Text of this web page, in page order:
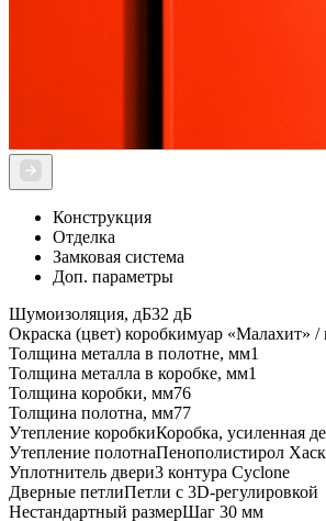
Конструкция
Отделка
Замковая система
Доп. параметры
Шумоизоляция, дБ32 дБ
Окраска (цвет) коробкимуар «Малахит» /
Толщина металла в полотне, мм1
Толщина металла в коробке, мм1
Толщина коробки, мм76
Толщина полотна, мм77
Утепление коробкиКоробка, усиленная
Утепление полотнаПенополистирол
Уплотнитель двери3 контура Cyclone
Дверные петлиПетли с 3D-регулировкой
Нестандартный размерШаг 30 мм